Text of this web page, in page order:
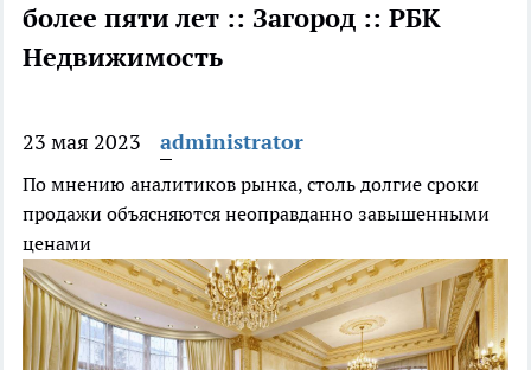
более пяти лет :: Загород :: РБК
Недвижимость
23 мая 2023 administrator
По мнению аналитиков рынка, столь долгие сроки
продажи объясняются неоправданно завышенными
ценами